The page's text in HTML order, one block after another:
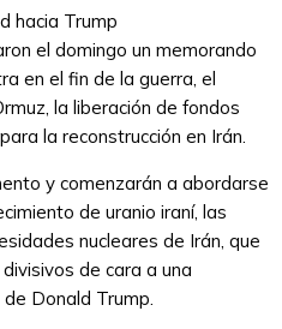
hacia Trump
el domingo un memorando
en el fin de la guerra, el
la liberación de fondos
la reconstrucción en Irán.
y comenzarán a abordarse
de uranio iraní, las
nucleares de Irán, que
de cara a una
Donald Trump.